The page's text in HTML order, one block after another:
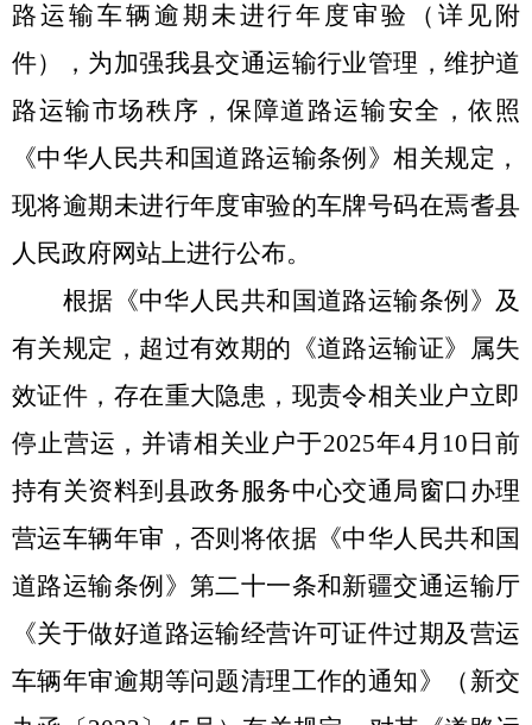
路运输车辆逾期未进行年度审验（详见附
件）
， 为加强我县交通运输行业管理，维护道
路运输市场秩序，保障道路运输安全，依照
《中华人民共和国道路运输条例》相关规定，
现将逾期未进行年度审验的车牌号码在焉耆县
人民政府网站上进行公布。
根据《中华人民共和国道路运输条例》及
有关规定，超过有效期的《道路运输证》属失
效证件，存在重大隐患，现责令相关业户立即
停止营运，并请相关业户于2025年4月 10 日前
持有关资料到县政务服务中心交通局窗口办理
营运车辆年审，否则将依据《中华人民共和国
道路运输条例》第二十一条和新疆交通运输厅
《关于做好道路运输经营许可证件过期及营运
车辆年审逾期等问题清理工作的通知》（新交